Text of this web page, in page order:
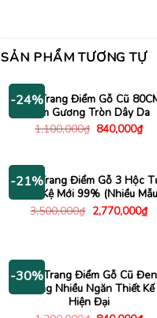
SẢN PHẨM TƯƠNG TỰ
-24%
Bàn Trang Điểm Gỗ Cũ
Kèm Gương Tròn Dây Da
1,100,000₫ Giá
840,000₫Giá
hiện
-21%
Bàn Trang Điểm Gỗ 3 Hộc
Kèm Kệ Mới 99% (Nhiều
3,500,000₫ Giá
gốc
2,770,000₫Giá
-30%
Bàn Trang Điểm Gỗ Cũ Đen
Trắng Nhiều Ngăn Thiết Kế
Hiện Đại